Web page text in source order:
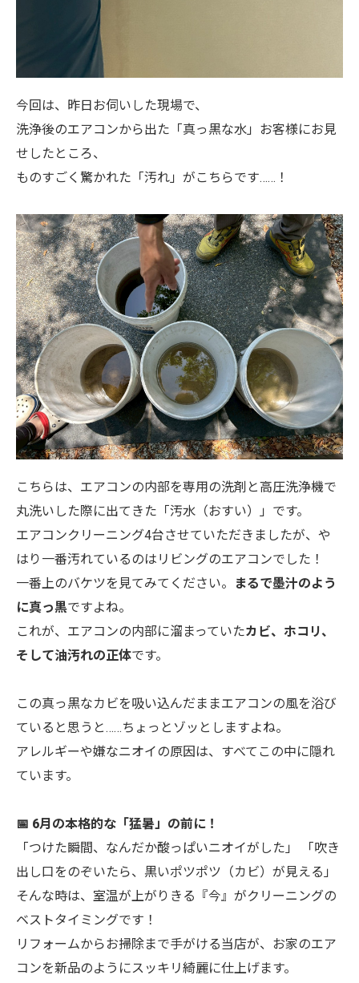
今回は、昨日お伺いした現場で、
洗浄後のエアコンから出た「真っ黒な水」お客様にお見
せしたところ、
ものすごく驚かれた「汚れ」がこちらです……！
こちらは、エアコンの内部を専用の洗剤と高圧洗浄機で
丸洗いした際に出てきた「汚水（おすい）」です。
エアコンクリーニング4台させていただきましたが、や
はり一番汚れているのはリビングのエアコンでした！
一番上のバケツを見てみてください。
まるで墨汁のよう
に真っ黒ですよね。
これが、エアコンの内部に溜まっていたカビ、ホコリ、
そして油汚れの正体です。
この真っ黒なカビを吸い込んだままエアコンの風を浴び
ていると思うと……ちょっとゾッとしますよね。
アレルギーや嫌なニオイの原因は、すべてこの中に隠れ
ています。
📅 6月の本格的な「猛暑」の前に！
「つけた瞬間、なんだか酸っぱいニオイがした」 「吹き
出し口をのぞいたら、黒いポツポツ（カビ）が見える」
そんな時は、室温が上がりきる『今』がクリーニングの
ベストタイミングです！
リフォームからお掃除まで手がける当店が、お家のエア
コンを新品のようにスッキリ綺麗に仕上げます。